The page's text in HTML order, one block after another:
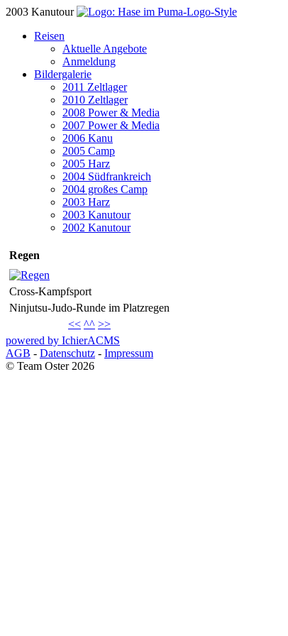
2003 Kanutour
Reisen
Aktuelle Angebote
Anmeldung
Bildergalerie
2011 Zeltlager
2010 Zeltlager
2008 Power & Media
2007 Power & Media
2006 Kanu
2005 Camp
2005 Harz
2004 Südfrankreich
2004 großes Camp
2003 Harz
2003 Kanutour
2002 Kanutour
Regen
Cross-Kampfsport
Ninjutsu-Judo-Runde im Platzregen
<< ^^ >>
powered by IchierACMS
AGB - Datenschutz - Impressum
© Team Oster 2026